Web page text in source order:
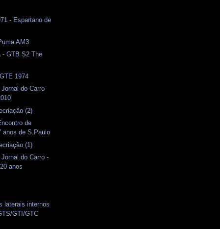
- Espartano de
AM3
- GTB S2 The
1974
do Carro
(2)
de
anos de S.Paulo
(1)
do Carro -
anos
laterais internos
GTI/GTC